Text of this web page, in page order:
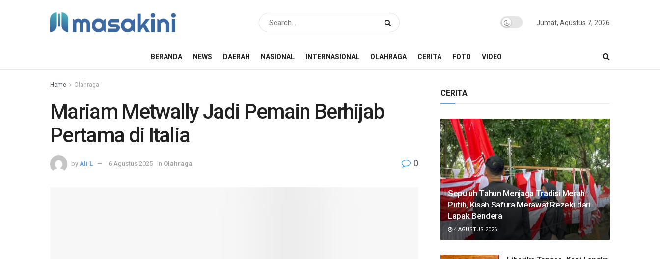
Jumat, Agustus 7, 2026
BERANDA NEWS DAERAH NASIONAL INTERNASIONAL OLAHRAGA CERITA FOTO VIDEO
Home Olahraga
Mariam Metwally Jadi Pemain Berhijab
Pertama di Italia
by Ali L 6 Agustus 2025 in Olahraga 0
CERITA
Sepuluh Tahun Menjaga Tradisi Merah
Putih, Kisah Safura Merawat Rezeki dari
Lapak Bendera
4 AGUSTUS 2026